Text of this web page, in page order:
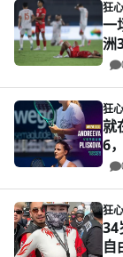
狂
一
洲
狂
就
6
狂
34
自